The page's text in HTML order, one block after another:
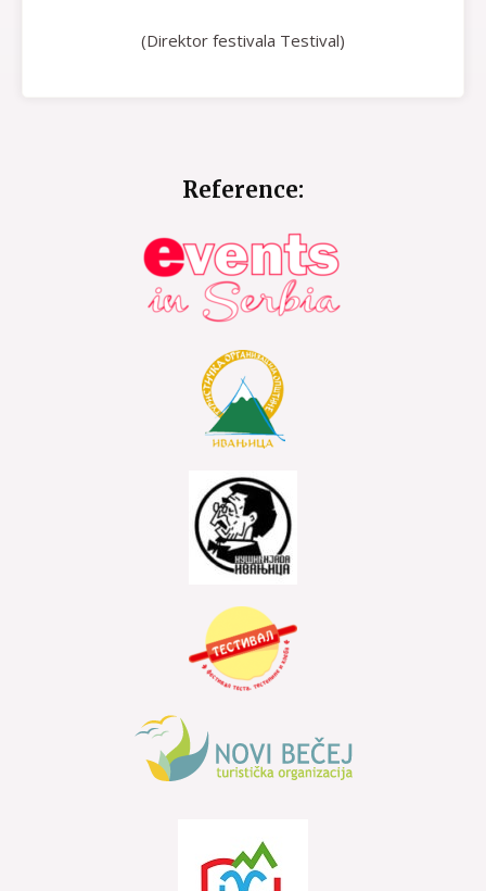
(Direktor festivala Testival)
Reference: